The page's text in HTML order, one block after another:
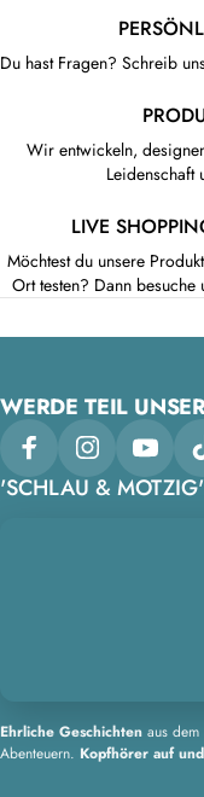
Du hast Fragen? Schreib
Wir entwickeln,
Leidenschaft
LIVE
Möchtest du unsere
Ort testen? Dann
WERDE TEIL
FacebookInstagramYouTube
'SCHLAU &
Ehrliche Geschichten aus
Abenteuern. Kopfhörer auf